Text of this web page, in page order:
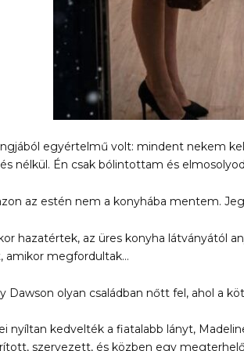
egyértelmű volt: mindent nekem
nélkül. Én csak bólintottam és
az estén nem a konyhába mentem.
hazatértek, az üres konyha látványától
amikor megfordultak…
Dawson olyan családban nőtt fel, ahol a
nyíltan kedvelték a fiatalabb lányt,
szervezett, és közben egy